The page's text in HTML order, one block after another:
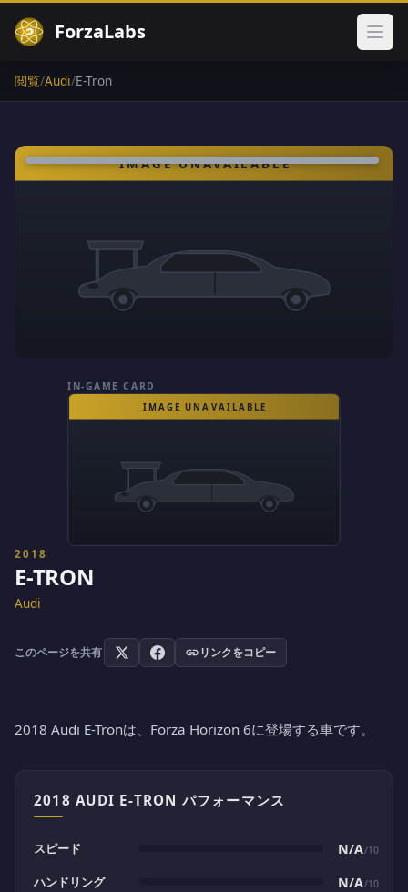
ForzaLabs メイ
閲覧/Audi/E-Tron
IN-GAME CARD
2018
E-TRON
Audi
このページを共有 リンクをコピー
2018 Audi E-Tronは、Forza Horizon 6に登場する車です。
2018 AUDI E-TRON パフォーマンス
スピード N/A/10
ハンドリング N/A/10